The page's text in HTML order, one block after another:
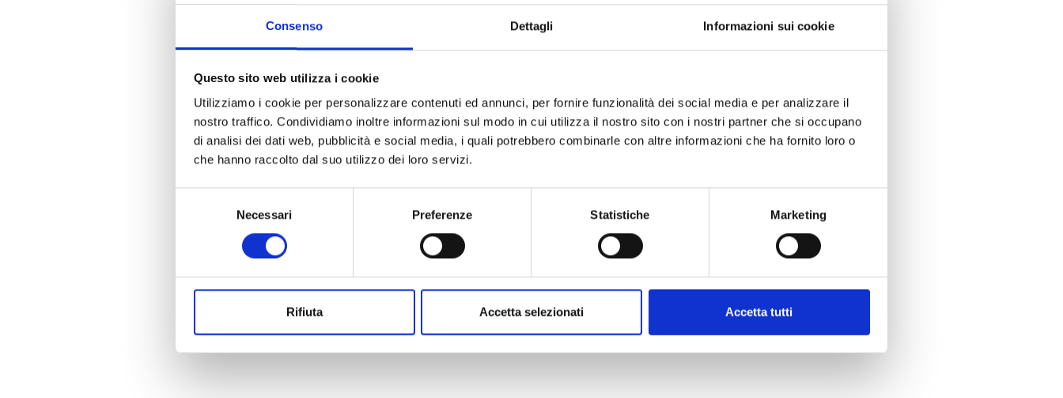
Consenso Dettagli Informazioni sui cookie
Questo sito web utilizza i cookie
Utilizziamo i cookie per personalizzare contenuti ed annunci, per fornire funzionalità dei social media e per analizzare il
nostro traffico. Condividiamo inoltre informazioni sul modo in cui utilizza il nostro sito con i nostri partner che si occupano
di analisi dei dati web, pubblicità e social media, i quali potrebbero combinarle con altre informazioni che ha fornito loro o
che hanno raccolto dal suo utilizzo dei loro servizi.
Necessari Preferenze Statistiche Marketing
Rifiuta Accetta selezionati Accetta tutti